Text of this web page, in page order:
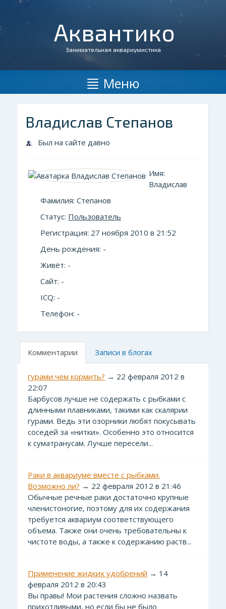
Аквантико
Занимательная аквариумистика
Меню
Владислав Степанов
Был на сайте давно
Имя:
Владислав
Фамилия: Степанов
Статус: Пользователь
Регистрация: 27 ноября 2010 в 21:52
День рождения: -
Живёт: -
Сайт: -
ICQ: -
Телефон: -
Комментарии Записи в блогах
гурами чем кормить? → 22 февраля 2012 в
22:07
Барбусов лучше не содержать с рыбками с
длинными плавниками, такими как скалярии
гурами. Ведь эти озорники любят покусывать
соседей за «нитки». Особенно это относится
к суматранусам. Лучше пересели...
Раки в аквариуме вместе с рыбками.
Возможно ли? → 22 февраля 2012 в 21:46
Обычные речные раки достаточно крупные
членистоногие, поэтому для их содержания
требуется аквариум соответствующего
объема. Также они очень требовательны к
чистоте воды, а также к содержанию раств...
Применение жидких удобрений → 14
февраля 2012 в 20:43
Вы правы! Мои растения сложно назвать
прихотливыми, но если бы не было